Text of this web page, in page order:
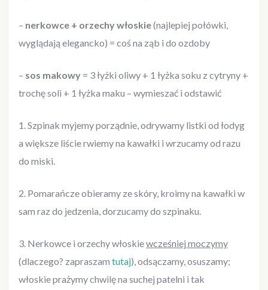
– nerkowce + orzechy włoskie(najlepiej połówki,
wyglądają elegancko) = coś na ząb i do ozdoby
– sos makowy = 3 łyżki oliwy + 1 łyżka soku z cytryny +
trochę soli + 1 łyżka maku – wymieszać i odstawić
1. Szpinak myjemy porządnie, odrywamy listki od łodyg
a większe liście rwiemy na kawałki i wrzucamy od razu
do miski.
2. Pomarańcze obieramy ze skóry, kroimy na kawałki w
sam raz do jedzenia, dorzucamy do szpinaku.
3. Nerkowce i orzechy włoskiewcześniej moczymy
(dlaczego? zapraszam tutaj), odsączamy, osuszamy;
włoskie prażymy chwilę na suchej patelni i tak